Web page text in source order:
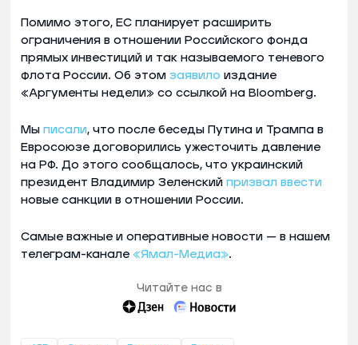
Помимо этого, ЕС планирует расширить
ограничения в отношении Российского фонда
прямых инвестиций и так называемого теневого
флота России. Об этом заявило издание
«Аргументы недели» со ссылкой на Bloomberg.
Мы писали, что после беседы Путина и Трампа в
Евросоюзе договорились ужесточить давление
на РФ. До этого сообщалось, что украинский
президент Владимир Зеленский призвал ввести
новые санкции в отношении России.
Самые важные и оперативные новости — в нашем
телеграм-канале «Ямал-Медиа».
Читайте нас в